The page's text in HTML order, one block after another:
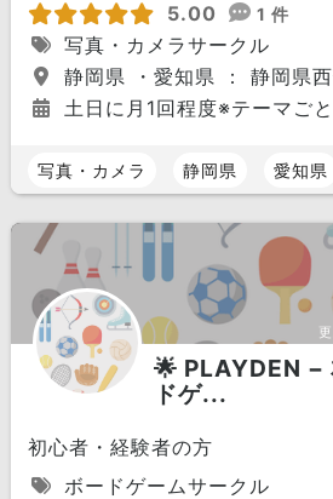
5.00
1 件
写真・カメラサークル
静岡県 ・愛知県 ： 静岡県
土日に月1回程度※テーマご
写真・カメラ 静岡県 愛知県
🌟 PLAYDEN −
ドゲ...
初心者・経験者の方
ボードゲームサークル